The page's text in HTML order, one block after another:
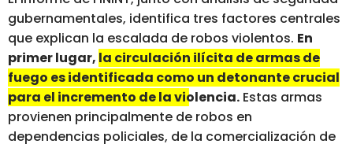
gubernamentales, identifica tres factores centrales
que explican la escalada de robos violentos. En
primer lugar, la circulación ilícita de armas de
fuego es identificada como un detonante crucial
para el incremento de la violencia. Estas armas
provienen principalmente de robos en
dependencias policiales, de la comercialización de